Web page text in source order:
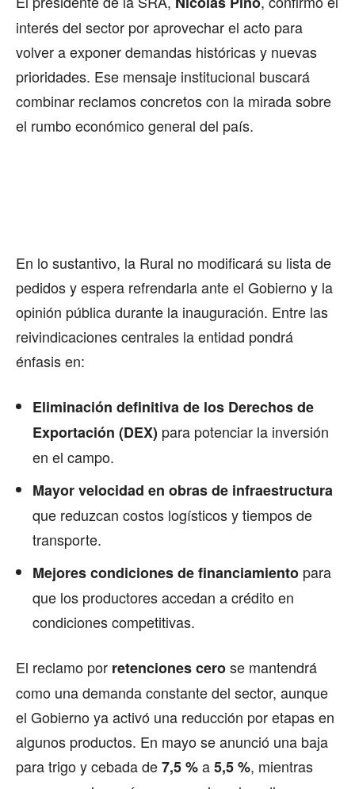
interés del sector por aprovechar el acto para
volver a exponer demandas históricas y nuevas
prioridades. Ese mensaje institucional buscará
combinar reclamos concretos con la mirada sobre
el rumbo económico general del país.
En lo sustantivo, la Rural no modificará su lista de
pedidos y espera refrendarla ante el Gobierno y la
opinión pública durante la inauguración. Entre las
reivindicaciones centrales la entidad pondrá
énfasis en:
Eliminación definitiva de los Derechos de
Exportación (DEX) para potenciar la inversión
en el campo.
Mayor velocidad en obras de infraestructura
que reduzcan costos logísticos y tiempos de
transporte.
Mejores condiciones de financiamiento para
que los productores accedan a crédito en
condiciones competitivas.
El reclamo por retenciones cerose mantendrá
como una demanda constante del sector, aunque
el Gobierno ya activó una reducción por etapas en
algunos productos. En mayo se anunció una baja
para trigo y cebada de7,5 %a5,5 %, mientras